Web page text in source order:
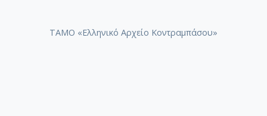
ΤΑΜΟ «Ελληνικό Αρχείο Κοντραμπάσου»